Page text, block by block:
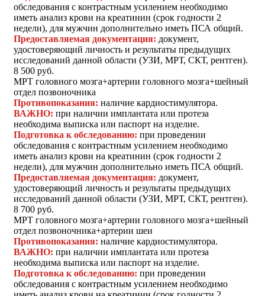
обследования с контрастным усилением необходимо
иметь анализ крови на креатинин (срок годности 2
недели), для мужчин дополнительно иметь ПСА общий.
Предоставляемая документация: документ,
удостоверяющий личность и результаты предыдущих
исследований данной области (УЗИ, МРТ, СКТ, рентген).
8 500 руб.
МРТ головного мозга+артерии головного мозга+шейный
отдел позвоночника
Противопоказания: наличие кардиостимулятора.
ВАЖНО: при наличии имплантата или протеза
необходима выписка или паспорт на изделие.
Подготовка к обследованию: при проведении
обследования с контрастным усилением необходимо
иметь анализ крови на креатинин (срок годности 2
недели), для мужчин дополнительно иметь ПСА общий.
Предоставляемая документация: документ,
удостоверяющий личность и результаты предыдущих
исследований данной области (УЗИ, МРТ, СКТ, рентген).
8 700 руб.
МРТ головного мозга+артерии головного мозга+шейный
отдел позвоночника+артерии шеи
Противопоказания: наличие кардиостимулятора.
ВАЖНО: при наличии имплантата или протеза
необходима выписка или паспорт на изделие.
Подготовка к обследованию: при проведении
обследования с контрастным усилением необходимо